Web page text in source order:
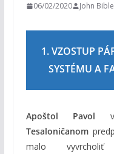
06/02/2020 John Bible
1. VZOSTUP
SYSTÉMU A
Apoštol Pavol
Tesaloničanom
malo